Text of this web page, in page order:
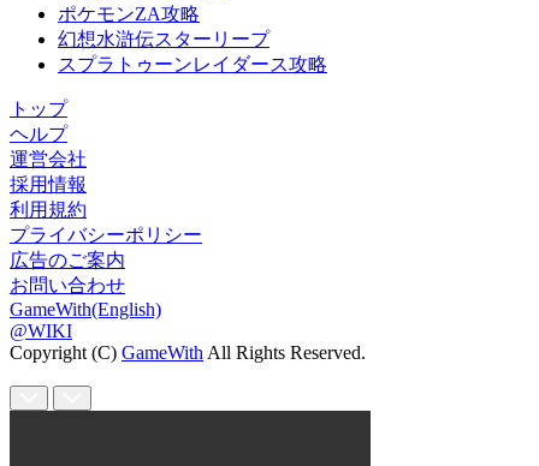
ポケモンZA攻略
幻想水滸伝スターリープ
スプラトゥーンレイダース攻略
トップ
ヘルプ
運営会社
採用情報
利用規約
プライバシーポリシー
広告のご案内
お問い合わせ
GameWith(English)
@WIKI
Copyright (C) GameWith All Rights Reserved.